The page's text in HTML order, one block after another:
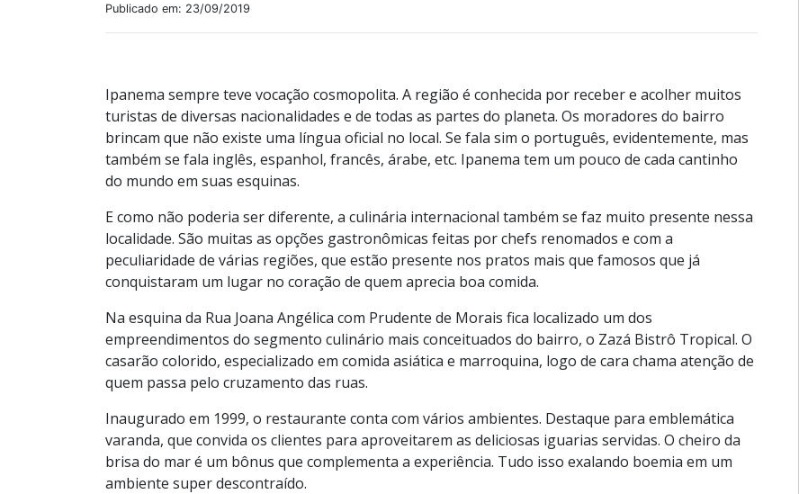
Publicado em: 23/09/2019
Ipanema sempre teve vocação cosmopolita. A região é conhecida por receber e acolher muitos
turistas de diversas nacionalidades e de todas as partes do planeta. Os moradores do bairro
brincam que não existe uma língua oficial no local. Se fala sim o português, evidentemente, mas
também se fala inglês, espanhol, francês, árabe, etc. Ipanema tem um pouco de cada cantinho
do mundo em suas esquinas.
E como não poderia ser diferente, a culinária internacional também se faz muito presente nessa
localidade. São muitas as opções gastronômicas feitas por chefs renomados e com a
peculiaridade de várias regiões, que estão presente nos pratos mais que famosos que já
conquistaram um lugar no coração de quem aprecia boa comida.
Na esquina da Rua Joana Angélica com Prudente de Morais fica localizado um dos
empreendimentos do segmento culinário mais conceituados do bairro, o Zazá Bistrô Tropical. O
casarão colorido, especializado em comida asiática e marroquina, logo de cara chama atenção de
quem passa pelo cruzamento das ruas.
Inaugurado em 1999, o restaurante conta com vários ambientes. Destaque para emblemática
varanda, que convida os clientes para aproveitarem as deliciosas iguarias servidas. O cheiro da
brisa do mar é um bônus que complementa a experiência. Tudo isso exalando boemia em um
ambiente super descontraído.